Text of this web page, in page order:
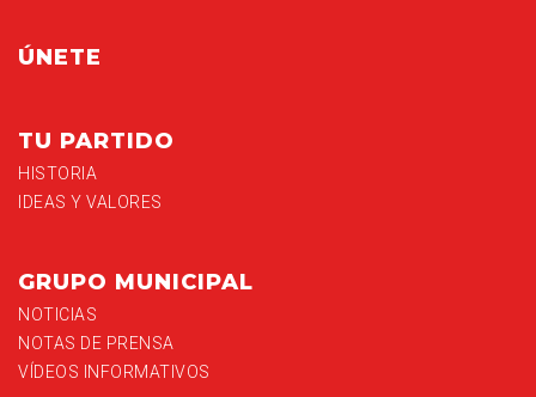
ÚNETE
TU PARTIDO
HISTORIA
IDEAS Y VALORES
GRUPO MUNICIPAL
NOTICIAS
NOTAS DE PRENSA
VÍDEOS INFORMATIVOS